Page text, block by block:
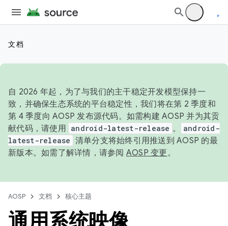
文档
自 2026 年起，为了与我们的主干稳定开发模型保持一
致，并确保生态系统的平台稳定性，我们将在第 2 季度和
第 4 季度向 AOSP 发布源代码。如需构建 AOSP 并为其贡
献代码，请使用 android-latest-release 。
android-
latest-release 清单分支将始终引用推送到 AOSP 的最
新版本。如需了解详情，请参阅 AOSP 变更。
AOSP 文档 核心主题
通用系统映像